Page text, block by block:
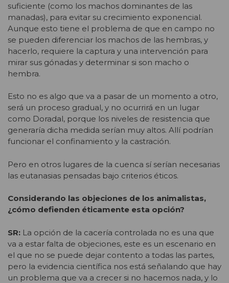
suficiente (como los machos dominantes de las
manadas), para evitar su crecimiento exponencial.
Aunque esto tiene el problema de que en campo no
se pueden diferenciar los machos de las hembras, y
hacerlo, requiere la captura y una intervención para
mirar sus gónadas y determinar si son macho o
hembra.
Esto no es algo que va a pasar de un momento a otro,
será un proceso gradual, y no ocurrirá en un lugar
como Doradal, porque los niveles de resistencia que
generaría dicha medida serían muy altos. Allí podrían
funcionar el confinamiento y la castración.
Pero en otros lugares de la cuenca sí serían necesarias
las eutanasias pensadas bajo criterios éticos.
Considerando las objeciones de los animalistas,
¿cómo defienden éticamente esta opción?
SR: La opción de la cacería controlada no es una que
va a estar falta de objeciones, este es un escenario en
el que no se puede dejar contento a todas las partes,
pero la evidencia científica nos está señalando que hay
un problema que va a crecer si no hacemos nada, y lo